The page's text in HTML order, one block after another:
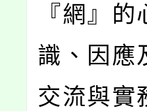
『網』
識、因應
交流與實